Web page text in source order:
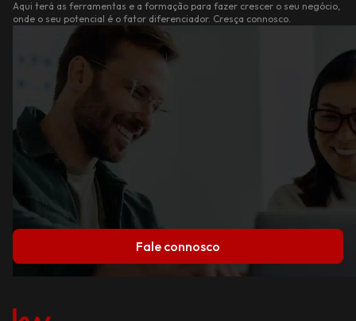
Aqui terá as ferramentas e a formação para fazer crescer o seu negócio,
onde o seu potencial é o fator diferenciador. Cresça connosco.
Fale connosco